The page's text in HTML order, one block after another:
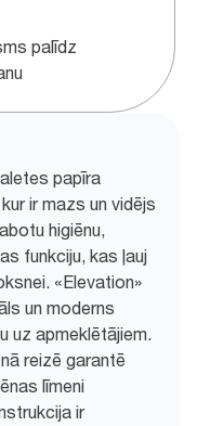
palīdz
papīra
ir mazs un vidējs
higiēnu,
funkciju, kas ļauj
«Elevation»
un moderns
uz apmeklētājiem.
reizē garantē
līmeni
ir